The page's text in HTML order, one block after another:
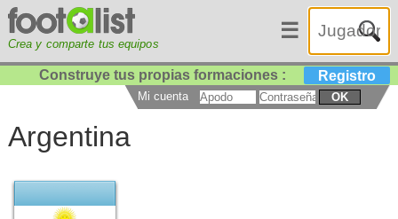
Crea y comparte tus equipos
☰
Construye tus propias formaciones : Registro
Mi cuenta OK
Argentina